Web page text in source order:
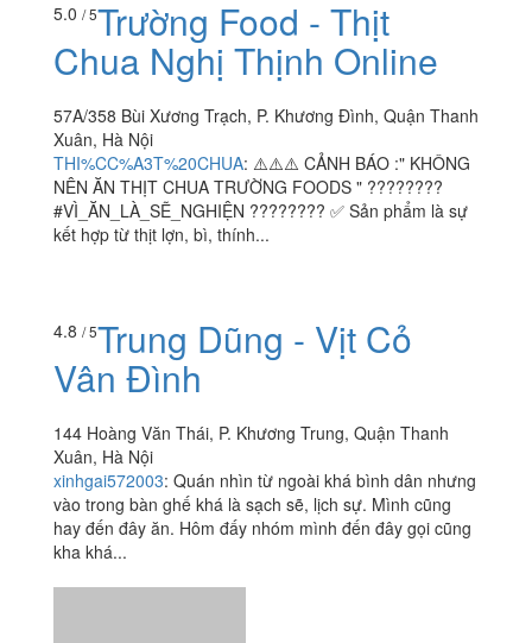
5.0 / 5Trường Food - Thịt
Chua Nghị Thịnh Online
57A/358 Bùi Xương Trạch, P. Khương Đình, Quận Thanh
Xuân, Hà Nội
THI%CC%A3T%20CHUA: ⚠️⚠️⚠️ CẢNH BÁO :" KHÔNG
NÊN ĂN THỊT CHUA TRƯỜNG FOODS " ????????
#VÌ_ĂN_LÀ_SẼ_NGHIỆN ???????? ✅ Sản phẩm là sự
kết hợp từ thịt lợn, bì, thính...
4.8 / 5Trung Dũng - Vịt Cỏ
Vân Đình
144 Hoàng Văn Thái, P. Khương Trung, Quận Thanh
Xuân, Hà Nội
xinhgai572003:Quán nhìn từ ngoài khá bình dân nhưng